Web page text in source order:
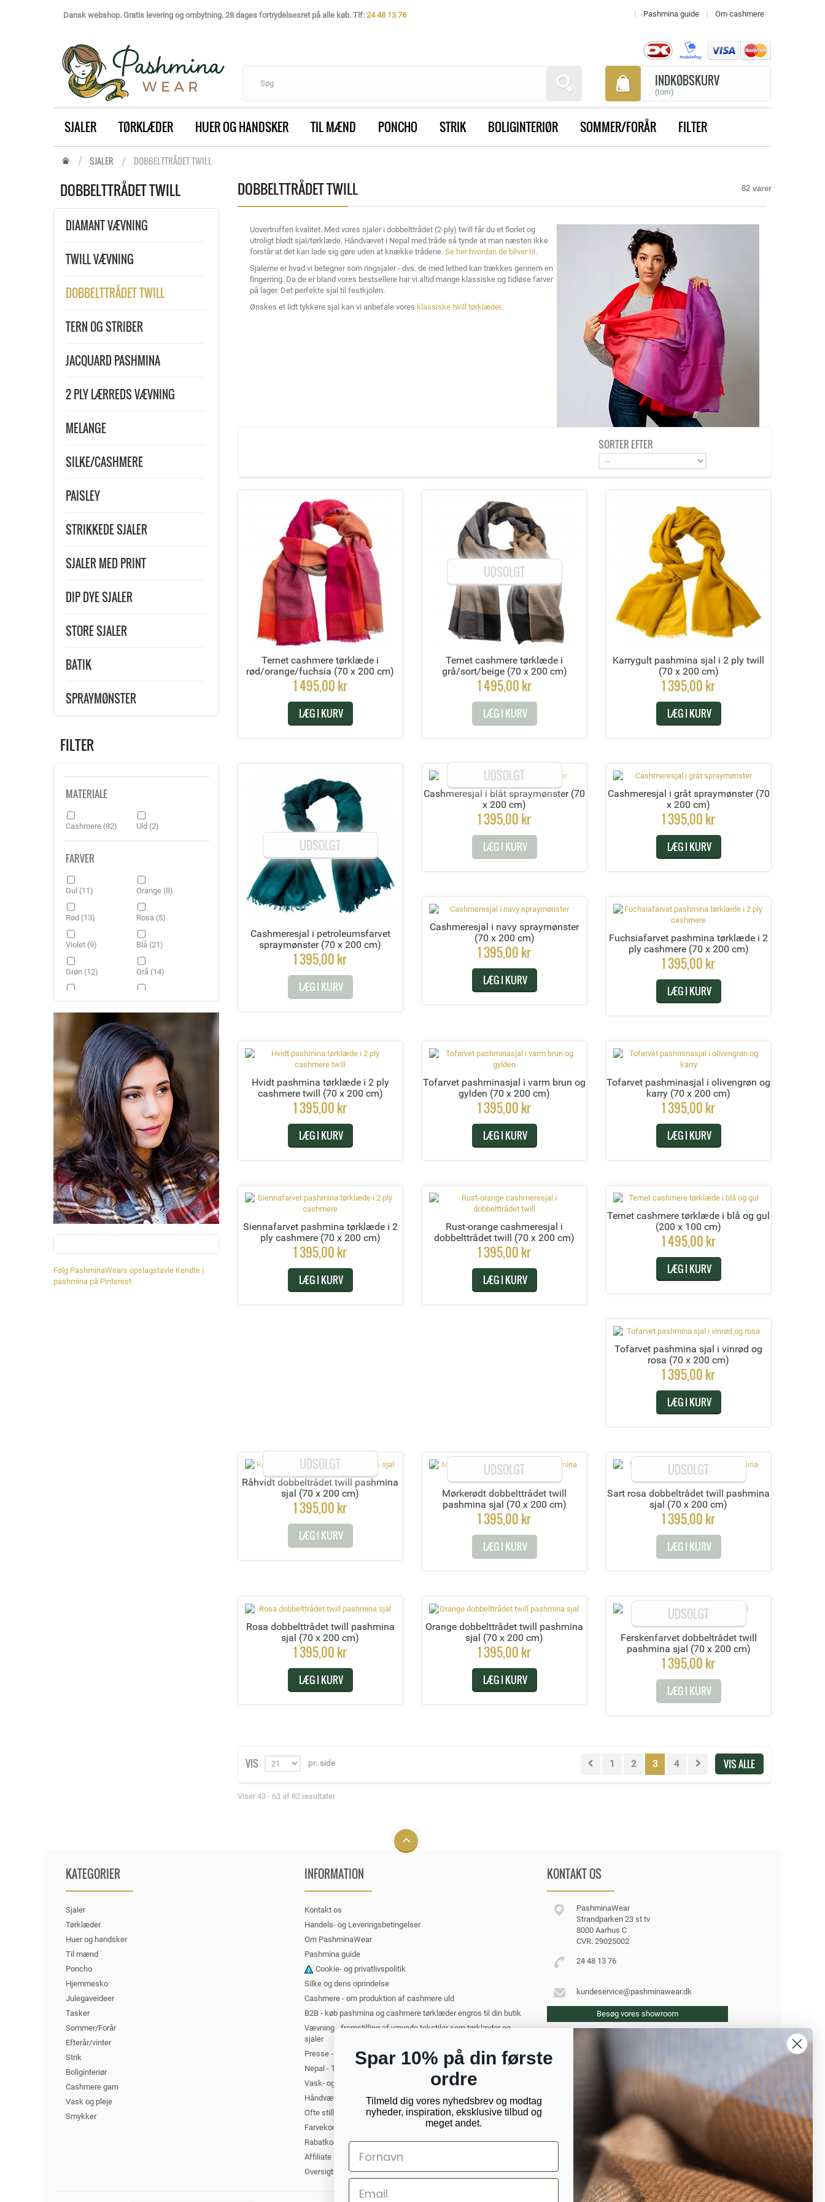
Dansk webshop. Gratis levering og ombytning. 28 dages fortrydelsesret på alle køb. Tlf: 24 48 13 76 Pashmina guide Om cashmere
INDKØBSKURV
(tom)
SJALER TØRKLÆDER HUER OG HANDSKER TIL MÆND PONCHO STRIK BOLIGINTERIØR SOMMER/FORÅR FILTER
SJALER DOBBELTTRÅDET TWILL
DOBBELTTRÅDET TWILL
DIAMANT VÆVNING
TWILL VÆVNING
DOBBELTTRÅDET TWILL
TERN OG STRIBER
JACQUARD PASHMINA
2 PLY LÆRREDS VÆVNING
MELANGE
SILKE/CASHMERE
PAISLEY
STRIKKEDE SJALER
SJALER MED PRINT
DIP DYE SJALER
STORE SJALER
BATIK
SPRAYMØNSTER
FILTER
MATERIALE
Cashmere (82) Uld (2)
FARVER
Gul (11) Orange (8)
Rød (13) Rosa (5)
Violet (9) Blå (21)
Grøn (12) Grå (14)
Sort(4) Brun(11)
Hvid
Følg PashminaWears opslagstavle Kendte i
pashmina på Pinterest.
DOBBELTTRÅDET TWILL 82 varer
Uovertruffen kvalitet. Med vores sjaler i dobbelttrådet (2-ply) twill får du et florlet og
utroligt blødt sjal/tørklæde. Håndvævet i Nepal med tråde så tynde at man næsten ikke
forstår at det kan lade sig gøre uden at knække trådene. Se her hvordan de bliver til .
Sjalerne er hvad vi betegner som ringsjaler - dvs. de med lethed kan trækkes gennem en
fingerring. Da de er bland vores bestsellere har vi altid mange klassiske og tidløse farver
på lager. Det perfekte sjal til festkjolen.
Ønskes et lidt tykkere sjal kan vi anbefale vores klassiske twill tørklæder.
SORTER EFTER
Ternet cashmere tørklæde i
rød/orange/fuchsia (70 x 200 cm)
1 495,00 kr
LÆG I KURV
UDSOLGT
Ternet cashmere tørklæde i
grå/sort/beige (70 x 200 cm)
1 495,00 kr
LÆG I KURV
Karrygult pashmina sjal i 2 ply twill
(70 x 200 cm)
1 395,00 kr
LÆG I KURV
UDSOLGT
Cashmeresjal i petroleumsfarvet
spraymønster (70 x 200 cm)
1 395,00 kr
LÆG I KURV
UDSOLGT
Cashmeresjal i blåt spraymønster (70
x 200 cm)
1 395,00 kr
LÆG I KURV
Cashmeresjal i gråt spraymønster (70
x 200 cm)
1 395,00 kr
LÆG I KURV
Cashmeresjal i navy spraymønster
(70 x 200 cm)
1 395,00 kr
LÆG I KURV
Fuchsiafarvet pashmina tørklæde i 2
ply cashmere (70 x 200 cm)
1 395,00 kr
LÆG I KURV
Hvidt pashmina tørklæde i 2 ply
cashmere twill (70 x 200 cm)
1 395,00 kr
LÆG I KURV
Tofarvet pashminasjal i varm brun og
gylden (70 x 200 cm)
1 395,00 kr
LÆG I KURV
Tofarvet pashminasjal i olivengrøn og
karry (70 x 200 cm)
1 395,00 kr
LÆG I KURV
Siennafarvet pashmina tørklæde i 2
ply cashmere (70 x 200 cm)
1 395,00 kr
LÆG I KURV
Rust-orange cashmeresjal i
dobbelttrådet twill (70 x 200 cm)
1 395,00 kr
LÆG I KURV
Ternet cashmere tørklæde i blå og gul
(200 x 100 cm)
1 495,00 kr
LÆG I KURV
Tofarvet pashmina sjal i vinrød og
rosa (70 x 200 cm)
1 395,00 kr
LÆG I KURV
UDSOLGT
Råhvidt dobbeltrådet twill pashmina
sjal (70 x 200 cm)
1 395,00 kr
LÆG I KURV
UDSOLGT
Mørkerødt dobbelttrådet twill
pashmina sjal (70 x 200 cm)
1 395,00 kr
LÆG I KURV
UDSOLGT
Sart rosa dobbeltrådet twill pashmina
sjal (70 x 200 cm)
1 395,00 kr
LÆG I KURV
Rosa dobbelttrådet twill pashmina
sjal (70 x 200 cm)
1 395,00 kr
LÆG I KURV
Orange dobbelttrådet twill pashmina
sjal (70 x 200 cm)
1 395,00 kr
LÆG I KURV
UDSOLGT
Ferskenfarvet dobbeltrådet twill
pashmina sjal (70 x 200 cm)
1 395,00 kr
LÆG I KURV
VIS pr. side VIS ALLE
1 2 3 4
Viser 43 - 63 af 82 resultater
KATEGORIER
Sjaler
Tørklæder
Huer og handsker
Til mænd
Poncho
Hjemmesko
Julegaveideer
Tasker
Sommer/Forår
Efterår/vinter
Strik
Boliginteriør
Cashmere garn
Vask og pleje
Smykker
INFORMATION
Kontakt os
Handels- og Leveringsbetingelser
Om PashminaWear
Pashmina guide
Cookie- og privatlivspolitik
Silke og dens oprindelse
Cashmere - om produktion af cashmere uld
B2B - køb pashmina og cashmere tørklæder engros til din butik
Vævning - fremstilling af vævede tekstiler som tørklæder og
sjaler
Presse - PashminaWear i medierne
Nepal - Turist i Kathmandu. Om at rejse til Nepal
Vask- og plejeanvisning for cashmere
Håndvævede tørklæder og sjaler
Ofte stillede spørgsmål om cashmere
Farvekort - oversigt over alle vores farver
Rabatkode til PashminaWear
Affiliate Partner
Oversigt
KONTAKT OS
PashminaWear
Strandparken 23 st tv
8000 Aarhus C
CVR: 29025002
24 48 13 76
kundeservice@pashminawear.dk
Besøg vores showroom
Spar 10% på din første
ordre
Tilmeld dig vores nyhedsbrev og modtag
nyheder, inspiration, eksklusive tilbud og
meget andet.